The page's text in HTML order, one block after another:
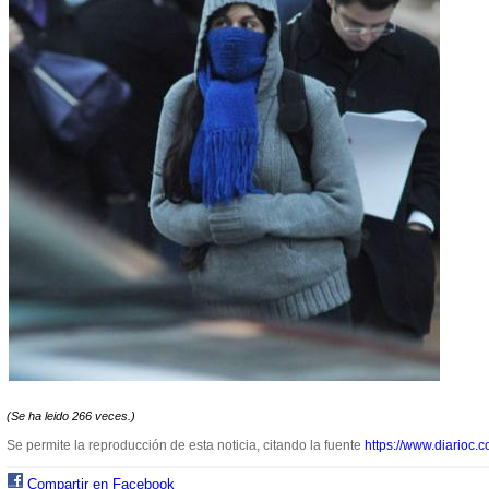
(Se ha leido 266 veces.)
Se permite la reproducción de esta noticia, citando la fuente https://
Compartir en Facebook